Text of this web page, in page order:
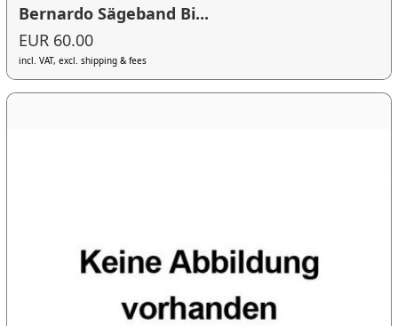
Bernardo Sägeband Bi...
EUR 60.00
incl. VAT, excl. shipping & fees